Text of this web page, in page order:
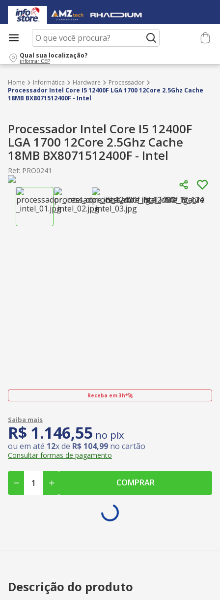
O que você procura?
Qual sua localização?
informar CEP
Informática Hardware
Processador
Processador Intel Core I5 12400F LGA 1700 12Core 2.5Ghz Cache
18MB BX8071512400F - Intel
Processador Intel Core I5 12400F
LGA 1700 12Core 2.5Ghz Cache
18MB BX8071512400F - Intel
Ref: PRO0241
Receba em 3h*🚀
R$ 1.146,55 no pix
ou em até 12x de R$ 104,99 no cartão
Consultar formas de pagamento
COMPRAR
Descrição do produto